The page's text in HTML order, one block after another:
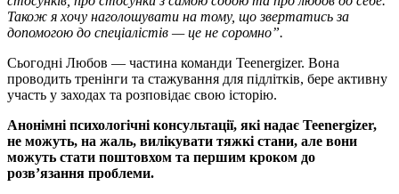
Також я хочу наголошувати на тому, що звертатись за
допомогою до спеціалістів — це не соромно”.
Сьогодні Любов — частина команди Teenergizer. Вона
проводить тренінги та стажування для підлітків, бере активну
участь у заходах та розповідає свою історію.
Анонімні психологічні консультації, які надає Teenergizer,
не можуть, на жаль, вилікувати тяжкі стани, але вони
можуть стати поштовхом та першим кроком до
розв’язання проблеми.